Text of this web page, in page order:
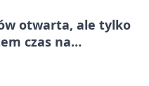
otwarta, ale tylko
czas na